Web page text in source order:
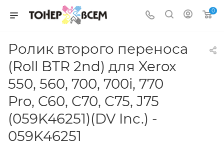
0
Ролик второго переноса
(Roll BTR 2nd) для Xerox
550, 560, 700, 700i, 770
Pro, C60, C70, C75, J75
(059K46251)(DV Inc.) -
059K46251